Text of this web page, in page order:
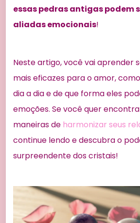
essas pedras antigas podem
aliadas emocionais!
Neste artigo, você vai aprender
mais eficazes para o amor,
dia a dia e de que forma eles
emoções. Se você quer
maneiras de harmonizar seus
continue lendo e descubra o
surpreendente dos cristais!